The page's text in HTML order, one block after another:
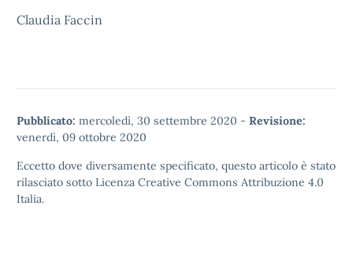
Claudia Faccin
Pubblicato: mercoledì, 30 settembre 2020 - Revisione:
venerdì, 09 ottobre 2020
Eccetto dove diversamente specificato, questo articolo è stato
rilasciato sotto Licenza Creative Commons Attribuzione 4.0
Italia.